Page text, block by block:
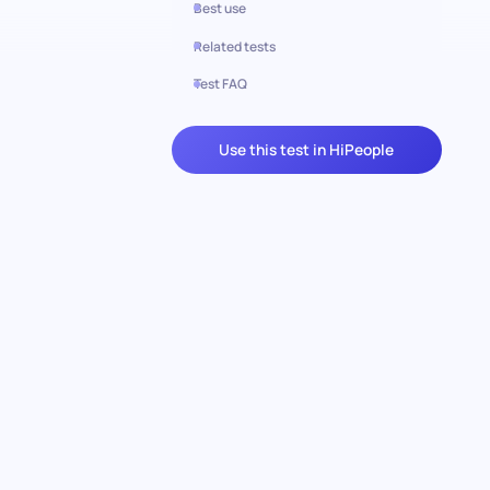
Best use
Related tests
Test FAQ
Use this test in HiPeople